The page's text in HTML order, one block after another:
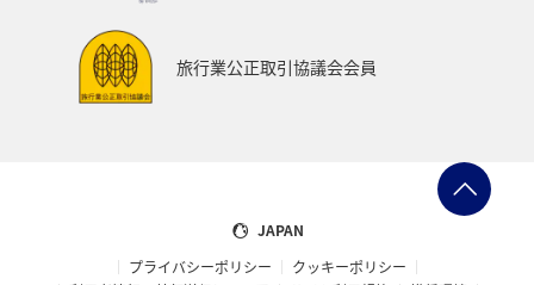
旅行業公正取引協議会会員
JAPAN
プライバシーポリシー
クッキーポリシー